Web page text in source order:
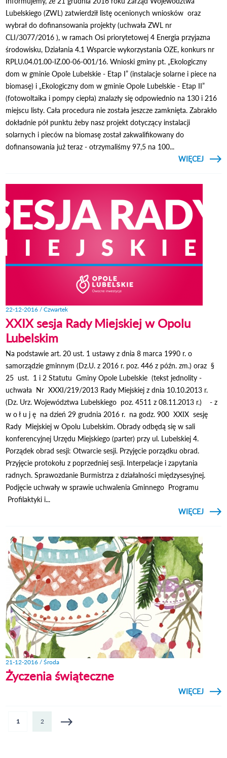
Lubelskiego (ZWL) zatwierdził listę ocenionych wniosków oraz
wybrał do dofinansowania projekty (uchwała ZWL nr
CLI/3077/2016 ), w ramach Osi priorytetowej 4 Energia przyjazna
środowisku, Działania 4.1 Wsparcie wykorzystania OZE, konkurs nr
RPLU.04.01.00-IZ.00-06-001/16. Wnioski gminy pt. „Ekologiczny
dom w gminie Opole Lubelskie - Etap I” (instalacje solarne i piece na
biomasę) i „Ekologiczny dom w gminie Opole Lubelskie - Etap II”
(fotowoltaika i pompy ciepła) znalazły się odpowiednio na 130 i 216
miejscu listy. Cała procedura nie została jeszcze zamknięta. Zabrakło
dokładnie pół punktu żeby nasz projekt dotyczący instalacji
solarnych i pieców na biomasę został zakwalifikowany do
dofinansowania już teraz - otrzymaliśmy 97,5 na 100...
CZYTAJ
WIĘCEJ
22-12-2016 / Czwartek
XXIX sesja Rady Miejskiej w Opolu
Lubelskim
Na podstawie art. 20 ust. 1 ustawy z dnia 8 marca 1990 r. o
samorządzie gminnym (Dz.U. z 2016 r. poz. 446 z późn. zm.) oraz §
25 ust. 1 i 2 Statutu Gminy Opole Lubelskie (tekst jednolity -
uchwała Nr XXXI/219/2013 Rady Miejskiej z dnia 10.10.2013 r.
(Dz. Urz. Województwa Lubelskiego poz. 4511 z 08.11.2013 r.) - z
w o ł u j ę na dzień 29 grudnia 2016 r. na godz. 900 XXIX sesję
Rady Miejskiej w Opolu Lubelskim. Obrady odbędą się w sali
konferencyjnej Urzędu Miejskiego (parter) przy ul. Lubelskiej 4.
Porządek obrad sesji: Otwarcie sesji. Przyjęcie porządku obrad.
Przyjęcie protokołu z poprzedniej sesji. Interpelacje i zapytania
radnych. Sprawozdanie Burmistrza z działalności międzysesyjnej.
Podjęcie uchwały w sprawie uchwalenia Gminnego Programu
Profilaktyki i...
CZYTAJ
WIĘCEJ
O
21-12-2016 / Środa
Życzenia świąteczne
CZYTAJ
WIĘCEJ
O
Strony
1 2